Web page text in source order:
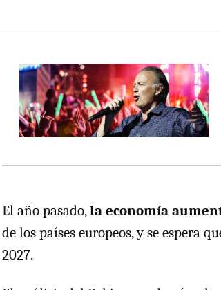
El año pasado,la economía
de los países europeos, y se espera
2027.